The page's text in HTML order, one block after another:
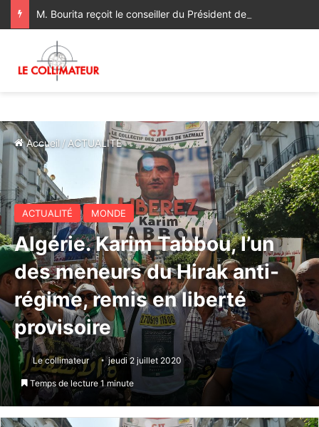
Accueil /ACTUALITÉ
ACTUALITÉ MONDE
Algérie. Karim Tabbou, l’un
des meneurs du Hirak anti-
régime, remis en liberté
provisoire
Le collimateur jeudi 2 juillet 2020
Temps de lecture 1 minute